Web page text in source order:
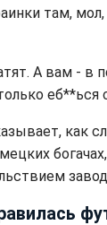
там,
А вам - в
еб**ься
как